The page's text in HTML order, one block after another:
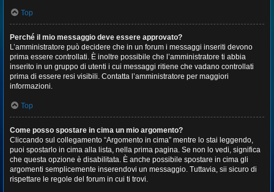
Top
Perché il mio messaggio deve essere approvato?
L’amministratore può decidere che in un forum i messaggi inseriti devono
prima essere controllati. È inoltre possibile che l’amministratore ti abbia
inserito in un gruppo di utenti i cui messaggi ritiene che vadano controllati
prima di essere resi visibili. Contatta l’amministratore per maggiori
informazioni.
Top
Come posso spostare in cima un mio argomento?
Cliccando sul collegamento “Argomento in cima” mentre lo stai leggendo,
puoi spostarlo in cima alla lista, nella prima pagina. Se non lo vedi, significa
che questa opzione è disabilitata. È anche possibile spostare in cima gli
argomenti semplicemente inserendovi un messaggio. Tuttavia, sii sicuro di
rispettare le regole del forum in cui ti trovi.